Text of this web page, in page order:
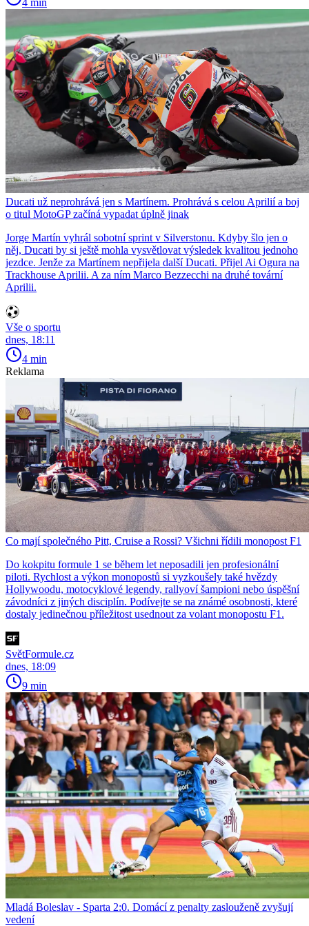
Ducati už neprohrává jen s Martínem. Prohrává s celou Aprilií a boj
o titul MotoGP začíná vypadat úplně jinak
Jorge Martín vyhrál sobotní sprint v Silverstonu. Kdyby šlo jen o
něj, Ducati by si ještě mohla vysvětlovat výsledek kvalitou jednoho
jezdce. Jenže za Martínem nepřijela další Ducati. Přijel Ai Ogura na
Trackhouse Aprilii. A za ním Marco Bezzecchi na druhé tovární
Aprilii.
Vše o sportu
dnes, 18:11
4 min
Reklama
Co mají společného Pitt, Cruise a Rossi? Všichni řídili monopost F1
Do kokpitu formule 1 se během let neposadili jen profesionální
piloti. Rychlost a výkon monopostů si vyzkoušely také hvězdy
Hollywoodu, motocyklové legendy, rallyoví šampioni nebo úspěšní
závodníci z jiných disciplín. Podívejte se na známé osobnosti, které
dostaly jedinečnou příležitost usednout za volant monopostu F1.
SvětFormule.cz
dnes, 18:09
9 min
Mladá Boleslav - Sparta 2:0. Domácí z penalty zaslouženě zvyšují
vedení